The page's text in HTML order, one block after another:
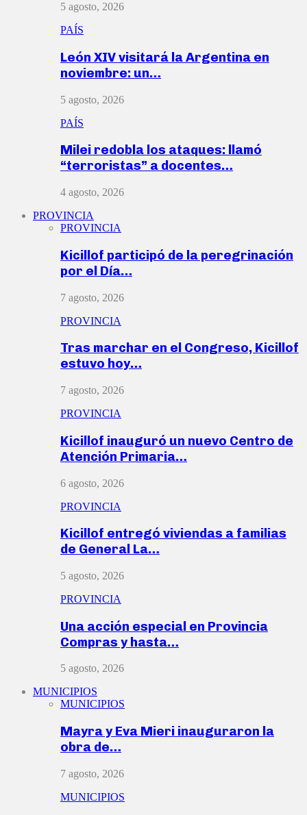
5 agosto, 2026
PAÍS
León XIV visitará la Argentina en
noviembre: un…
5 agosto, 2026
PAÍS
Milei redobla los ataques: llamó
“terroristas” a docentes…
4 agosto, 2026
PROVINCIA
PROVINCIA
Kicillof participó de la peregrinación
por el Día…
7 agosto, 2026
PROVINCIA
Tras marchar en el Congreso, Kicillof
estuvo hoy…
7 agosto, 2026
PROVINCIA
Kicillof inauguró un nuevo Centro de
Atención Primaria…
6 agosto, 2026
PROVINCIA
Kicillof entregó viviendas a familias
de General La…
5 agosto, 2026
PROVINCIA
Una acción especial en Provincia
Compras y hasta…
5 agosto, 2026
MUNICIPIOS
MUNICIPIOS
Mayra y Eva Mieri inauguraron la
obra de…
7 agosto, 2026
MUNICIPIOS